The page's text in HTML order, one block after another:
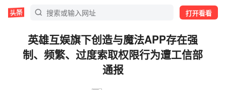
打开看看
英雄互娱旗下创造与魔法APP存在强
制、频繁、过度索取权限行为遭工信部
通报